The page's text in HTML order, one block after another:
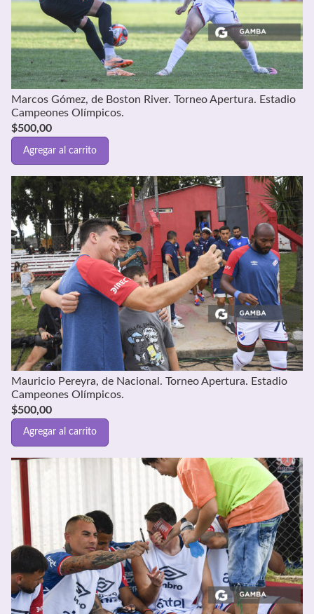
Marcos Gómez, de Boston River. Torneo Apertura. Estadio
Campeones Olímpicos.
$500,00
Agregar al carrito
Mauricio Pereyra, de Nacional. Torneo Apertura. Estadio
Campeones Olímpicos.
$500,00
Agregar al carrito